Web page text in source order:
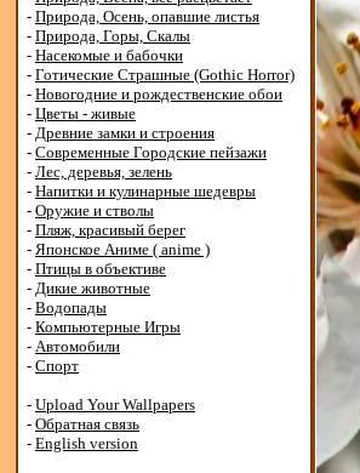
- Природа, Осень, опавшие листья
- Природа, Горы, Скалы
- Насекомые и бабочки
- Готические Страшные (Gothic Horror)
- Новогодние и рождественские обои
- Цветы - живые
- Древние замки и строения
- Современные Городские пейзажи
- Лес, деревья, зелень
- Напитки и кулинарные шедевры
- Оружие и стволы
- Пляж, красивый берег
- Японское Аниме ( anime )
- Птицы в объективе
- Дикие животные
- Водопады
- Компьютерные Игры
- Автомобили
- Спорт
- Upload Your Wallpapers
- Обратная связь
- English version